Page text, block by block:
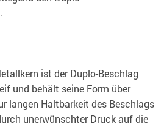
ist der Duplo-Beschlag
und behält seine Form über
langen Haltbarkeit des Beschlags
unerwünschter Druck auf die